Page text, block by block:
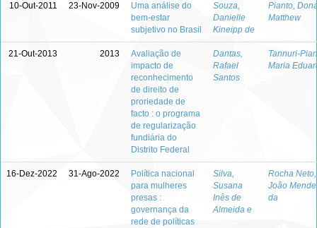
10-Out-2011 23-Nov-2009
Uma análise do
bem-estar
subjetivo no Brasil
Souza,
Danielle
Kineipp de
Pianto,
Matthew
21-Out-2013 2013
Avaliação de
impacto de
reconhecimento
de direito de
proriedade de
facto : o programa
de regularização
fundiária do
Distrito Federal
Dantas,
Rafael
Santos
Tannuri-
Maria
16-Dez-2022 31-Ago-2022
Política nacional
para mulheres
presas :
governança da
rede de políticas
Silva,
Susana
Inês de
Almeida e
Rocha Neto,
João
da